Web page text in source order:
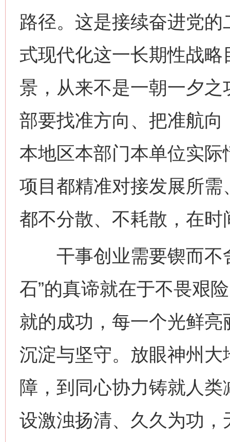
路径。这是接续奋进党
式现代化这一长期性战
景，从来不是一朝一夕
部要找准方向、把准航
本地区本部门本单位实
项目都精准对接发展所
都不分散、不耗散，在
干事创业需要锲而不
石”的真谛就在于不畏艰
就的成功，每一个光鲜
沉淀与坚守。放眼神州
障，到同心协力铸就人
设激浊扬清、久久为功